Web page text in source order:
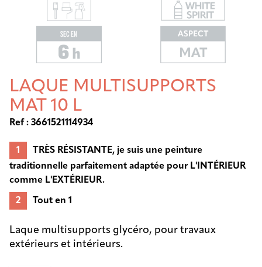
LAQUE MULTISUPPORTS
MAT 10 L
Ref : 3661521114934
TRÈS RÉSISTANTE, je suis une peinture
traditionnelle parfaitement adaptée pour L'INTÉRIEUR
comme L'EXTÉRIEUR.
Tout en 1
Laque multisupports glycéro, pour travaux
extérieurs et intérieurs.